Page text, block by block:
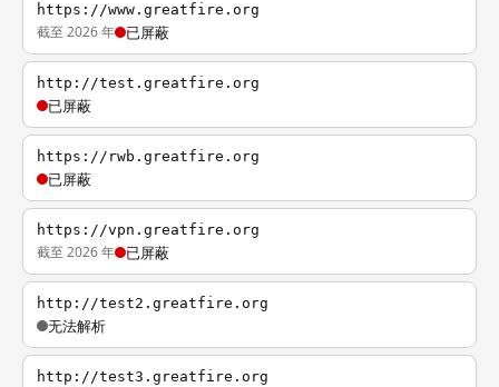
https://www.greatfire.org
截至 2026 年 已屏蔽
http://test.greatfire.org
已屏蔽
https://rwb.greatfire.org
已屏蔽
https://vpn.greatfire.org
截至 2026 年 已屏蔽
http://test2.greatfire.org
无法解析
http://test3.greatfire.org